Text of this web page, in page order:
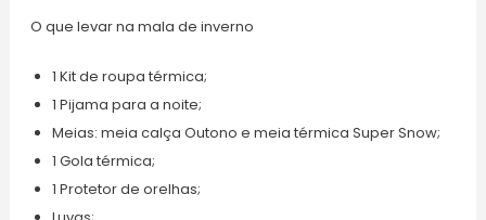
O que levar na mala de inverno
1 Kit de roupa térmica;
1 Pijama para a noite;
Meias: meia calça Outono e meia térmica Super Snow;
1 Gola térmica;
1 Protetor de orelhas;